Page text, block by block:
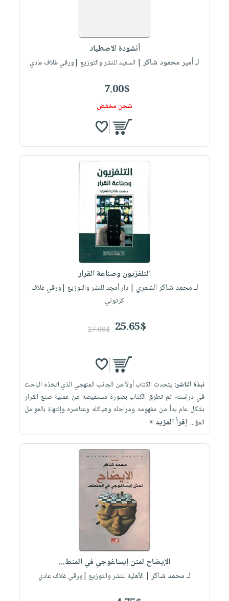
أنشودة الاصطياد
لـ أمير محمود شاكر| السعيد للنشر والتوزيع |ورقي غلاف عادي
7.00$
شحن مخفض
التلفزيون وصناعة القرار
لـ محمد شاكر الشمري | دار أمجد للنشر والتوزيع |ورقي غلاف
كرتوني
25.65$
27.00$
نبذة الناشر: يتحدث الكتاب أولاً عن الجانب المنهجي الذي اتخذه الباحث
في دراسته، ثم تطرق الكتاب بصورة مستفيضة ‏عن عملية صنع القرار
بشكل عام بدأ من مفهومه ومراحله وهياكله وعناصره وإنتهاءً بالعوامل
المؤ... إقرأ المزيد »
الإيضاح لمتن إيساغوجي في المنط...
لـ محمد شاكر| الأهلية للنشر والتوزيع |ورقي غلاف عادي